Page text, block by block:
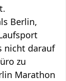
Berlin,
nicht darauf
zu
Marathon